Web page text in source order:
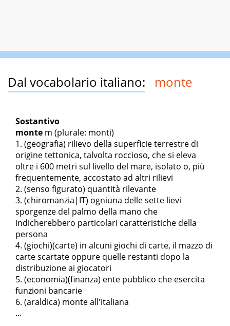
Dal vocabolario italiano: monte
Sostantivo
monte m (plurale: monti)
(geografia) rilievo della superficie terrestre di
origine tettonica, talvolta roccioso, che si eleva
oltre i 600 metri sul livello del mare, isolato o, più
frequentemente, accostato ad altri rilievi
(senso figurato) quantità rilevante
(chiromanzia|IT) ogniuna delle sette lievi
sporgenze del palmo della mano che
indicherebbero particolari caratteristiche della
persona
(giochi)(carte) in alcuni giochi di carte, il mazzo di
carte scartate oppure quelle restanti dopo la
distribuzione ai giocatori
(economia)(finanza) ente pubblico che esercita
funzioni bancarie
(araldica) monte all'italiana
...